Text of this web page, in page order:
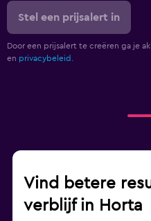
Stel een prijsalert in
Door een prijsalert te creëren ga je
en privacybeleid.
Vind betere
verblijf in Horta